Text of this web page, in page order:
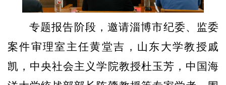
专题报告阶段，邀请淄博市纪委、监委
案件审理室主任黄堂吉，山东大学教授戚
凯 ，中央社会主义学院教授杜玉芳，中国海